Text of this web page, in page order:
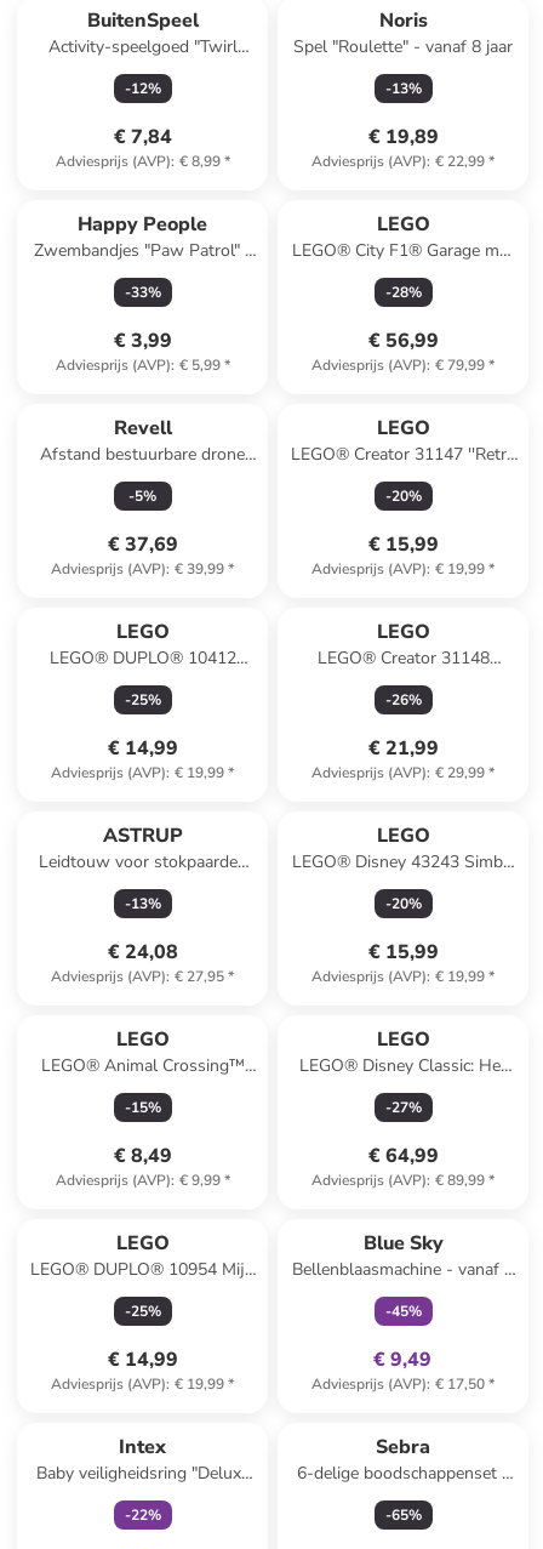
BuitenSpeel
Activity-speelgoed "Twirl
Stick" - vanaf 6 jaar
-12%
€ 7,84
Adviesprijs (AVP): € 8,99*
Noris
Spel "Roulette" - vanaf 8 jaar
-13%
€ 19,89
Adviesprijs (AVP): € 22,99*
Happy People
Zwembandjes "Paw Patrol" -
vanaf 12 maanden
-33%
€ 3,99
Adviesprijs (AVP): € 5,99*
LEGO
LEGO® City F1® Garage met
Mercedes-AMG & Alpine
racewagens - vanaf 7 jaar
-28%
€ 56,99
Adviesprijs (AVP): € 79,99*
Revell
Afstand bestuurbare drone
"quadrocopter - Air Hunter" -
vanaf 8 jaar
-5%
€ 37,69
Adviesprijs (AVP): € 39,99*
LEGO
LEGO® Creator 31147 ''Retro
Camera'' - vanaf 18 jaar
-20%
€ 15,99
Adviesprijs (AVP): € 19,99*
LEGO
LEGO® DUPLO® 10412
Dierentrein - vanaf 18
maanden
-25%
€ 14,99
Adviesprijs (AVP): € 19,99*
LEGO
LEGO® Creator 31148
Rolschaats - vanaf 8 jaar
-26%
€ 21,99
Adviesprijs (AVP): € 29,99*
ASTRUP
Leidtouw voor stokpaarden
bordeaux - vanaf 3 jaar
-13%
€ 24,08
Adviesprijs (AVP): € 27,95*
LEGO
LEGO® Disney 43243 Simba,
de leeuwenwelp van de
koning - vanaf 6 jaar
-20%
€ 15,99
Adviesprijs (AVP): € 19,99*
LEGO
LEGO® Animal Crossing™
Sterrenkijken met Eufemia -
vanaf 6 jaar
-15%
€ 8,49
Adviesprijs (AVP): € 9,99*
LEGO
LEGO® Disney Classic: Het
strandhuis uit Lilo und Stitch
- vanaf 9 jaar
-27%
€ 64,99
Adviesprijs (AVP): € 89,99*
LEGO
LEGO® DUPLO® 10954 Mijn
eerste Getallentrein - vanaf 18
maanden
-25%
€ 14,99
Adviesprijs (AVP): € 19,99*
Blue Sky
Bellenblaasmachine - vanaf 3
jaar
-45%
€ 9,49
Adviesprijs (AVP): € 17,50*
Intex
Baby veiligheidsring "Deluxe
Pool School" - vanaf 12
maanden
-22%
Sebra
6-delige boodschappenset -
vanaf 12 maanden
-65%